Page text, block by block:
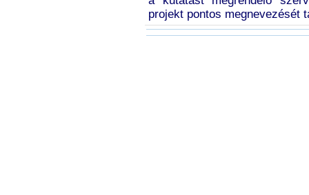
projekt pontos megnevezését